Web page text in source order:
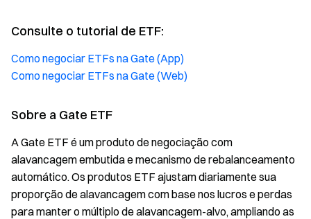
Consulte o tutorial de ETF:
Como negociar ETFs na Gate (App)
Como negociar ETFs na Gate (Web)
Sobre a Gate ETF
A Gate ETF é um produto de negociação com
alavancagem embutida e mecanismo de rebalanceamento
automático. Os produtos ETF ajustam diariamente sua
proporção de alavancagem com base nos lucros e perdas
para manter o múltiplo de alavancagem-alvo, ampliando as